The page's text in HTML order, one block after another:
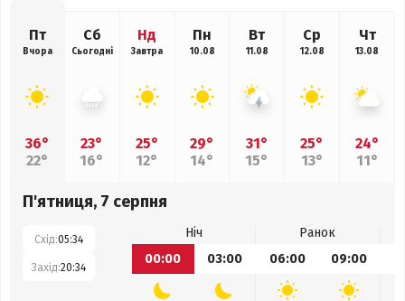
Пт
Вчора
36°
22°
Сб
Сьогодні
23°
16°
Нд
Завтра
25°
12°
Пн
10.08
29°
14°
Вт
11.08
31°
15°
Ср
12.08
25°
13°
Чт
13.08
24°
11°
П'ятниця, 7 серпня
Схід:05:34
Захід:20:34
Ніч
Ранок
00:00
03:00 06:00 09:00